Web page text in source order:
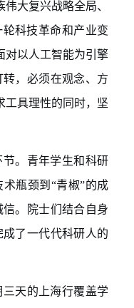
伟大复兴战略全局、
轮科技革命和产业变
对以人工智能为引擎
，必须在观念、方
工具理性的同时，坚
节。青年学生和科研
术瓶颈到“青椒”的成
。院士们结合自身
了一代代科研人的
三天的上海行覆盖学